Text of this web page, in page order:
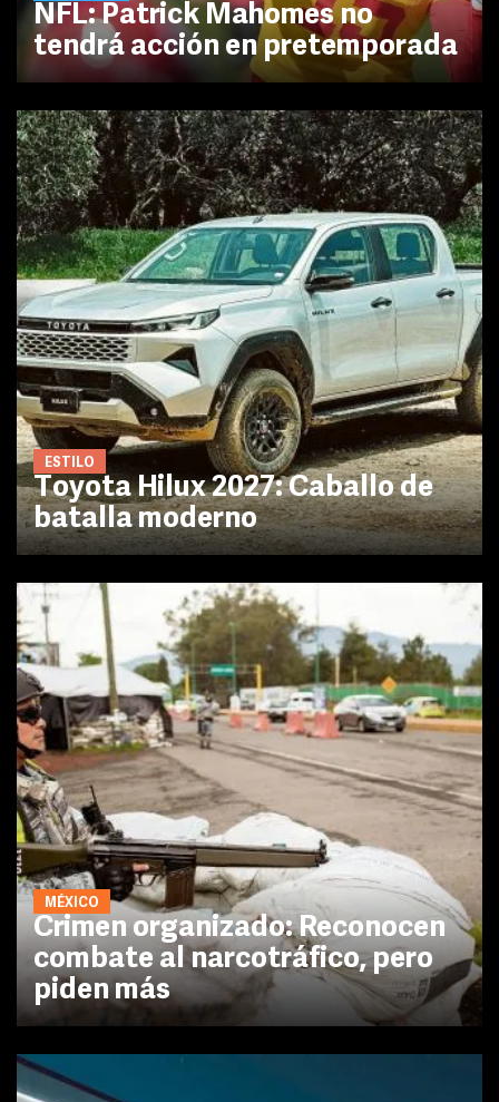
NFL: Patrick Mahomes no
tendrá acción en pretemporada
ESTILO
Toyota Hilux 2027: Caballo de
batalla moderno
MÉXICO
Crimen organizado: Reconocen
combate al narcotráfico, pero
piden más